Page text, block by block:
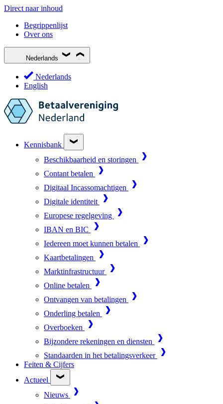
Direct naar inhoud
Begrippenlijst
Over ons
Nederlands
Nederlands
English
Kennisbank
Beschikbaarheid en storingen
Contant betalen
Digitaal Incassomachtigen
Digitale identiteit
Europese regelgeving
IBAN en BIC
Iedereen moet kunnen betalen
Kaartbetalingen
Marktinfrastructuur
Online betalen
Ontvangen van betalingen
Onderling betalen
Overboeken
Bijzondere rekeningen en diensten
Standaarden in het betalingsverkeer
Feiten & Cijfers
Actueel
Nieuws